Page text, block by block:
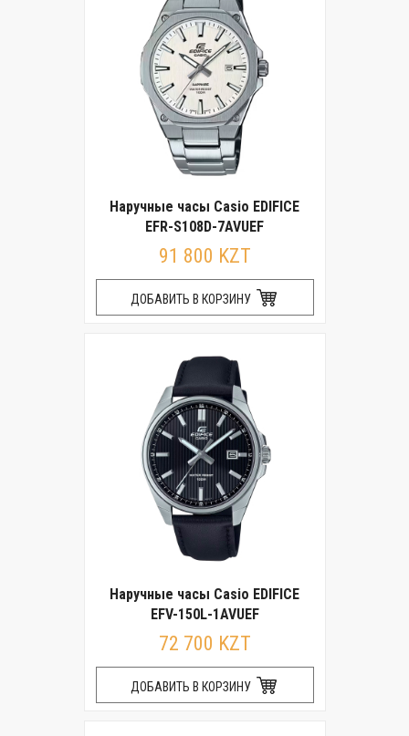
Наручные часы Casio EDIFICE
EFR-S108D-7AVUEF
91 800 KZT
ДОБАВИТЬ В КОРЗИНУ
Наручные часы Casio EDIFICE
EFV-150L-1AVUEF
72 700 KZT
ДОБАВИТЬ В КОРЗИНУ